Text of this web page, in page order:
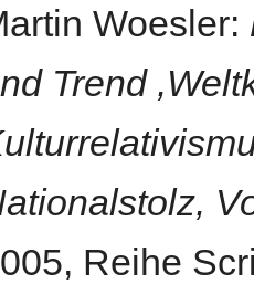
Woesler:
Trend
Reihe